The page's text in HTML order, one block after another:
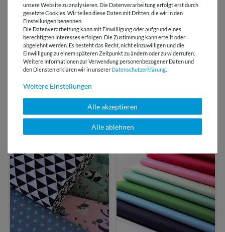
E-Mail Kundenservice
Antwort in 24h
Über 98% positive
Bewertungen
Über 110 Gratis
Schnittmuster für Dich
VIELLEICHT AUCH INTERESSANT
unsere Website zu analysieren. Die Datenverarbeitung erfolgt erst durch
gesetzte Cookies. Wir teilen diese Daten mit Dritten, die wir in den
Einstellungen benennen.
Die Datenverarbeitung kann mit Einwilligung oder aufgrund eines
berechtigten Interesses erfolgen. Die Zustimmung kann erteilt oder
abgelehnt werden. Es besteht das Recht, nicht einzuwilligen und die
Einwilligung zu einem späteren Zeitpunkt zu ändern oder zu widerrufen.
Weitere Informationen zur Verwendung personenbezogener Daten und
den Diensten erklären wir in unserer Daten­schutz­erklärung
Weitere Einstellungen
Alle akzeptieren
Alle ablehnen